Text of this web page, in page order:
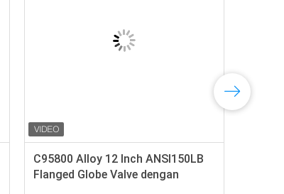
C95800 Alloy 12 Inch ANSI150LB
Flanged Globe Valve dengan